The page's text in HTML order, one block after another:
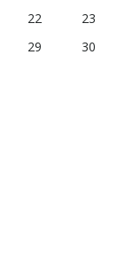
22
23
29
30